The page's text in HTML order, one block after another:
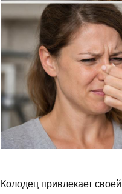
Колодец привлекает